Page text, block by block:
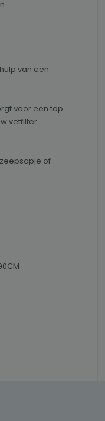
van een
voor een top
vetfilter
of
van 4.58 van 5